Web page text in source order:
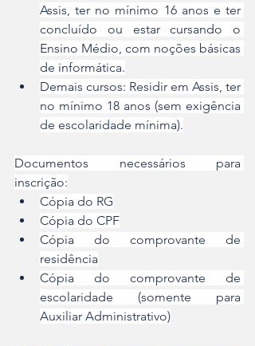
Assis, ter no mínimo 16 anos e ter
concluído ou estar cursando o
Ensino Médio, com noções básicas
de informática.
Demais cursos: Residir em Assis, ter
no mínimo 18 anos (sem exigência
de escolaridade mínima).
Documentos necessários para
inscrição:
Cópia do RG
Cópia do CPF
Cópia do comprovante de
residência
Cópia do comprovante de
escolaridade (somente para
Auxiliar Administrativo)